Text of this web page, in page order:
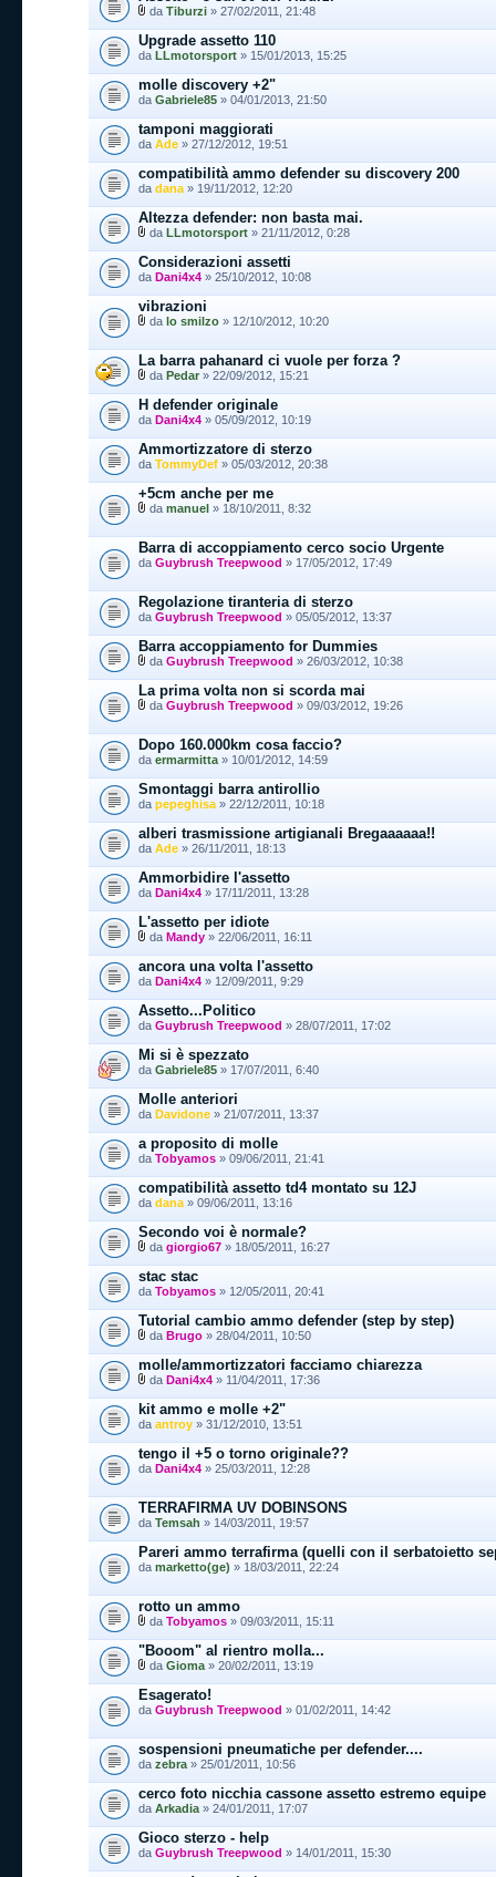
da Tiburzi » 27/02/2011, 21:48
Upgrade assetto 110
da LLmotorsport » 15/01/2013, 15:25
molle discovery +2"
da Gabriele85 » 04/01/2013, 21:50
tamponi maggiorati
da Ade » 27/12/2012, 19:51
compatibilità ammo defender su discovery 200
da dana » 19/11/2012, 12:20
Altezza defender: non basta mai.
da LLmotorsport » 21/11/2012, 0:28
Considerazioni assetti
da Dani4x4 » 25/10/2012, 10:08
vibrazioni
da lo smilzo » 12/10/2012, 10:20
La barra pahanard ci vuole per forza ?
da Pedar » 22/09/2012, 15:21
H defender originale
da Dani4x4 » 05/09/2012, 10:19
Ammortizzatore di sterzo
da TommyDef » 05/03/2012, 20:38
+5cm anche per me
da manuel » 18/10/2011, 8:32
Barra di accoppiamento cerco socio Urgente
da Guybrush Treepwood » 17/05/2012, 17:49
Regolazione tiranteria di sterzo
da Guybrush Treepwood » 05/05/2012, 13:37
Barra accoppiamento for Dummies
da Guybrush Treepwood » 26/03/2012, 10:38
La prima volta non si scorda mai
da Guybrush Treepwood » 09/03/2012, 19:26
Dopo 160.000km cosa faccio?
da ermarmitta » 10/01/2012, 14:59
Smontaggi barra antirollio
da pepeghisa » 22/12/2011, 10:18
alberi trasmissione artigianali Bregaaaaaa!!
da Ade » 26/11/2011, 18:13
Ammorbidire l'assetto
da Dani4x4 » 17/11/2011, 13:28
L'assetto per idiote
da Mandy » 22/06/2011, 16:11
ancora una volta l'assetto
da Dani4x4 » 12/09/2011, 9:29
Assetto...Politico
da Guybrush Treepwood » 28/07/2011, 17:02
Mi si è spezzato
da Gabriele85 » 17/07/2011, 6:40
Molle anteriori
da Davidone » 21/07/2011, 13:37
a proposito di molle
da Tobyamos » 09/06/2011, 21:41
compatibilità assetto td4 montato su 12J
da dana » 09/06/2011, 13:16
Secondo voi è normale?
da giorgio67 » 18/05/2011, 16:27
stac stac
da Tobyamos » 12/05/2011, 20:41
Tutorial cambio ammo defender (step by step)
da Brugo » 28/04/2011, 10:50
molle/ammortizzatori facciamo chiarezza
da Dani4x4 » 11/04/2011, 17:36
kit ammo e molle +2"
da antroy » 31/12/2010, 13:51
tengo il +5 o torno originale??
da Dani4x4 » 25/03/2011, 12:28
TERRAFIRMA UV DOBINSONS
da Temsah » 14/03/2011, 19:57
Pareri ammo terrafirma (quelli con il serbatoietto
da marketto(ge) » 18/03/2011, 22:24
rotto un ammo
da Tobyamos » 09/03/2011, 15:11
"Booom" al rientro molla...
da Gioma » 20/02/2011, 13:19
Esagerato!
da Guybrush Treepwood » 01/02/2011, 14:42
sospensioni pneumatiche per defender....
da zebra » 25/01/2011, 10:56
cerco foto nicchia cassone assetto estremo equipe
da Arkadia » 24/01/2011, 17:07
Gioco sterzo - help
da Guybrush Treepwood » 14/01/2011, 15:30